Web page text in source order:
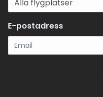
E-postadress